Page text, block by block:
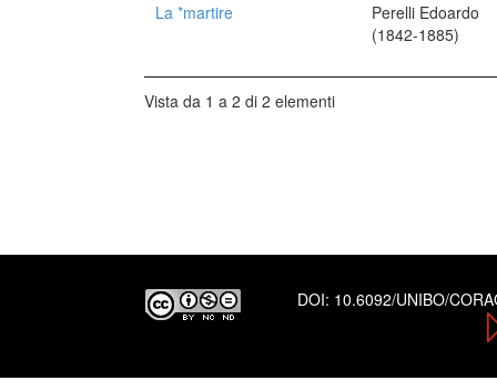
La *martire
Perelli Edoardo
(1842-1885)
Vista da 1 a 2 di 2 elementi
DOI: 10.6092/UNIBO/